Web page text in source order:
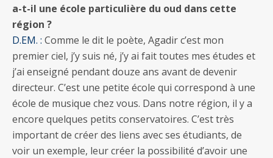
a-t-il une école particulière du oud dans cette
région ?
D.EM. : Comme le dit le poète, Agadir c’est mon
premier ciel, j’y suis né, j’y ai fait toutes mes études et
j’ai enseigné pendant douze ans avant de devenir
directeur. C’est une petite école qui correspond à une
école de musique chez vous. Dans notre région, il y a
encore quelques petits conservatoires. C’est très
important de créer des liens avec ses étudiants, de
voir un exemple, leur créer la possibilité d’avoir une